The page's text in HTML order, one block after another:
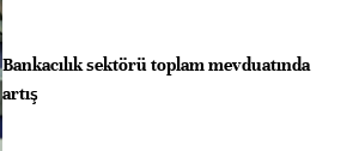
Bankacılık sektörü toplam mevduatında
artış